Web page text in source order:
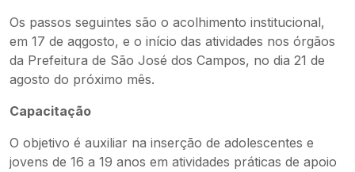
Os passos seguintes são o acolhimento institucional,
em 17 de aqgosto, e o início das atividades nos órgãos
da Prefeitura de São José dos Campos, no dia 21 de
agosto do próximo mês.
Capacitação
O objetivo é auxiliar na inserção de adolescentes e
jovens de 16 a 19 anos em atividades práticas de apoio